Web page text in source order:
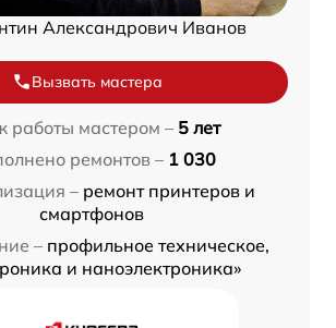
Александрович Иванов
Вызвать мастера
работы мастером – 5 лет
ремонтов – 1 030
– ремонт принтеров и
смартфонов
– профильное техническое,
и наноэлектроника»